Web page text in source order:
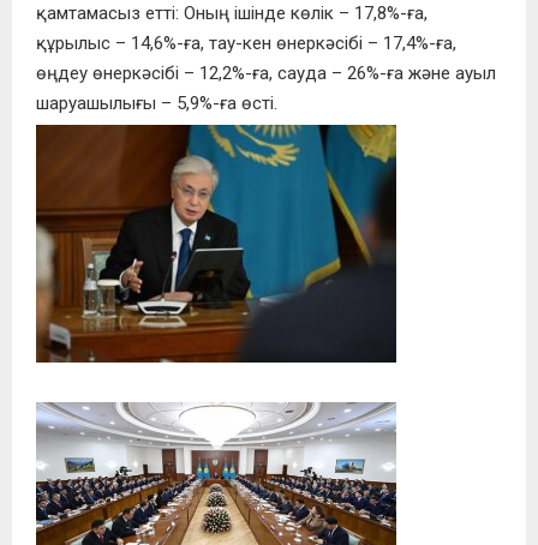
қамтамасыз етті: Оның ішінде көлік – 17,8%-ға,
құрылыс – 14,6%-ға, тау-кен өнеркәсібі – 17,4%-ға,
өңдеу өнеркәсібі – 12,2%-ға, сауда – 26%-ға және ауыл
шаруашылығы – 5,9%-ға өсті.